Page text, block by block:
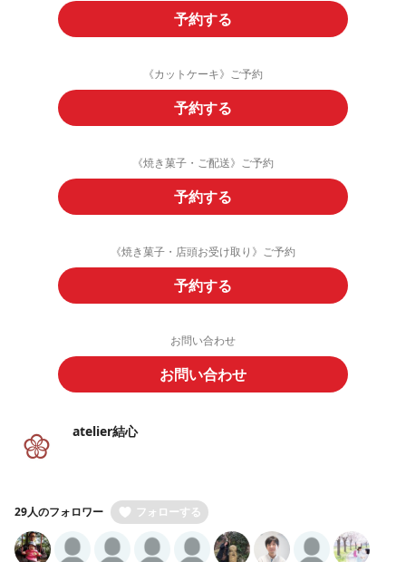
予約する
《カットケーキ》ご予約
予約する
《焼き菓子・ご配送》ご予約
予約する
《焼き菓子・店頭お受け取り》ご予約
予約する
お問い合わせ
お問い合わせ
atelier結心
29人のフォロワー フォローする